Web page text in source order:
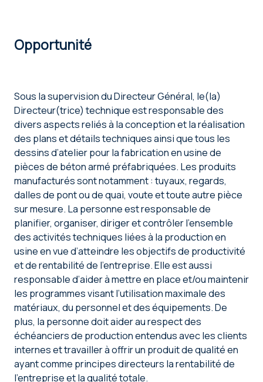
Opportunité
Sous la supervision du Directeur Général, le(la)
Directeur(trice) technique est responsable des
divers aspects reliés à la conception et la réalisation
des plans et détails techniques ainsi que tous les
dessins d’atelier pour la fabrication en usine de
pièces de béton armé préfabriquées. Les produits
manufacturés sont notamment : tuyaux, regards,
dalles de pont ou de quai, voute et toute autre pièce
sur mesure. La personne est responsable de
planifier, organiser, diriger et contrôler l’ensemble
des activités techniques liées à la production en
usine en vue d’atteindre les objectifs de productivité
et de rentabilité de l’entreprise. Elle est aussi
responsable d’aider à mettre en place et/ou maintenir
les programmes visant l’utilisation maximale des
matériaux, du personnel et des équipements. De
plus, la personne doit aider au respect des
échéanciers de production entendus avec les clients
internes et travailler à offrir un produit de qualité en
ayant comme principes directeurs la rentabilité de
l’entreprise et la qualité totale.